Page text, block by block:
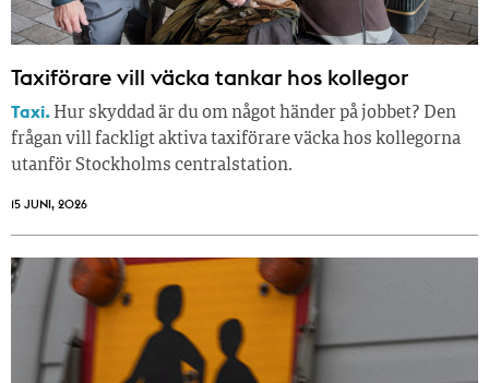
Taxiförare vill väcka tankar hos kollegor
Taxi. Hur skyddad är du om något händer på jobbet? Den
frågan vill fackligt aktiva taxiförare väcka hos kollegorna
utanför Stockholms centralstation.
15 JUNI, 2026